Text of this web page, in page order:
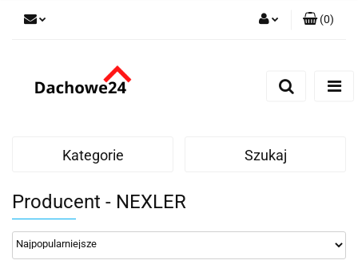
(0)
Kategorie Szukaj
Producent - NEXLER